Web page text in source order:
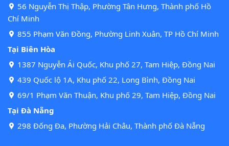
56 Nguyễn Thị Thập, Phường Tân Hưng, Thành phố Hồ
Chí Minh
855 Phạm Văn Đồng, Phường Linh Xuân, TP Hồ Chí Minh
Tại Biên Hòa
1387 Nguyễn Ái Quốc, Khu phố 27, Tam Hiệp, Đồng Nai
439 Quốc lộ 1A, Khu phố 22, Long Bình, Đồng Nai
69/1 Phạm Văn Thuận, Khu phố 29, Tam Hiệp, Đồng Nai
Tại Đà Nẵng
298 Đống Đa, Phường Hải Châu, Thành phố Đà Nẵng